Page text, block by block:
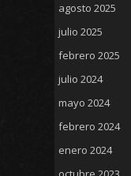
agosto 2025
julio 2025
febrero 2025
julio 2024
mayo 2024
febrero 2024
enero 2024